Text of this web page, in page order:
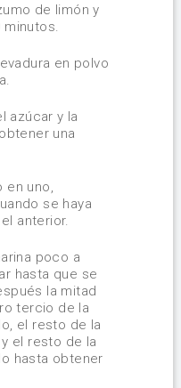
de limón y
en polvo
azúcar y la
una
en uno,
se haya
anterior.
poco a
hasta que se
la mitad
tercio de la
el resto de la
el resto de la
hasta obtener